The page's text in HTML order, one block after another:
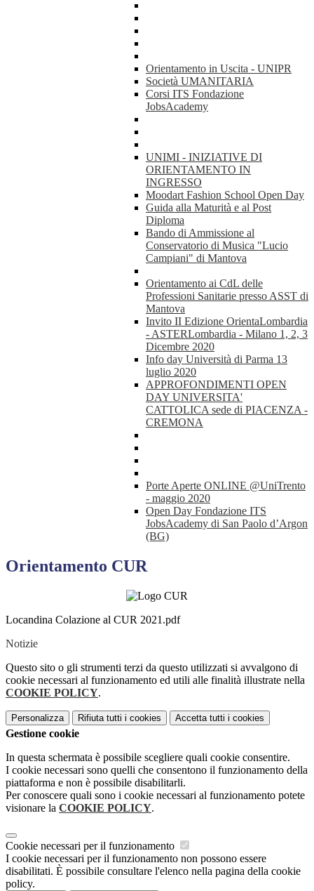
Orientamento in Uscita - UNIPR
Società UMANITARIA
Corsi ITS Fondazione
JobsAcademy
UNIMI - INIZIATIVE DI
ORIENTAMENTO IN
INGRESSO
Moodart Fashion School Open Day
Guida alla Maturità e al Post
Diploma
Bando di Ammissione al
Conservatorio di Musica "Lucio
Campiani" di Mantova
Orientamento ai CdL delle
Professioni Sanitarie presso ASST di
Mantova
Invito II Edizione OrientaLombardia
- ASTERLombardia - Milano 1, 2, 3
Dicembre 2020
Info day Università di Parma 13
luglio 2020
APPROFONDIMENTI OPEN
DAY UNIVERSITA'
CATTOLICA sede di PIACENZA -
CREMONA
Porte Aperte ONLINE @UniTrento
- maggio 2020
Open Day Fondazione ITS
JobsAcademy di San Paolo d’Argon
(BG)
Orientamento CUR
Locandina Colazione al CUR 2021.pdf
Notizie
Questo sito o gli strumenti terzi da questo utilizzati si avvalgono di
cookie necessari al funzionamento ed utili alle finalità illustrate nella
COOKIE POLICY.
Personalizza Rifiuta tutti i cookies Accetta tutti i cookies
Gestione cookie
In questa schermata è possibile scegliere quali cookie consentire.
I cookie necessari sono quelli che consentono il funzionamento della
piattaforma e non è possibile disabilitarli.
Per conoscere quali sono i cookie necessari al funzionamento potete
visionare la COOKIE POLICY.
Cookie necessari per il funzionamento
I cookie necessari per il funzionamento non possono essere
disabilitati. È possibile consultare l'elenco nella pagina della cookie
policy.